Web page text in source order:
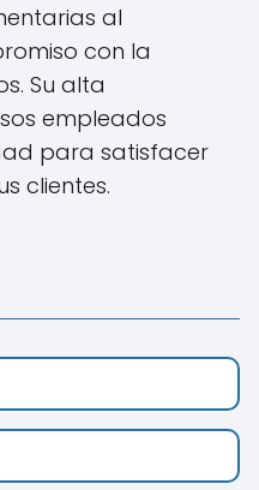
al
con la
Su alta
empleados
para satisfacer
clientes.